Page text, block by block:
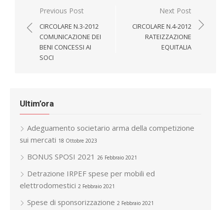
Navigazione
articoli
Previous Post
CIRCOLARE N.3-2012
COMUNICAZIONE DEI
BENI CONCESSI AI
SOCI
Next Post
CIRCOLARE N.4-2012
RATEIZZAZIONE
EQUITALIA
Ultim’ora
Adeguamento societario arma della competizione
sui mercati 18 Ottobre 2023
BONUS SPOSI 2021 26 Febbraio 2021
Detrazione IRPEF spese per mobili ed
elettrodomestici 2 Febbraio 2021
Spese di sponsorizzazione 2 Febbraio 2021